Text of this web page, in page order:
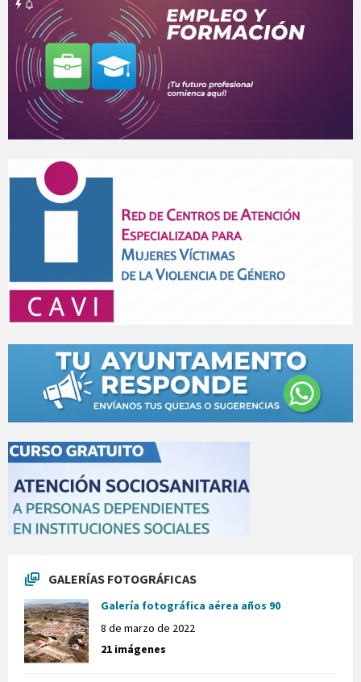
GALERÍAS FOTOGRÁFICAS
Galería fotográfica aérea años 90
8 de marzo de 2022
21 imágenes